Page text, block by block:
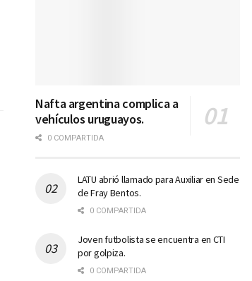
Nafta argentina complica a
vehículos uruguayos.
0 COMPARTIDA
LATU abrió llamado para Auxiliar en Sede
de Fray Bentos.
0 COMPARTIDA
Joven futbolista se encuentra en CTI
por golpiza.
0 COMPARTIDA